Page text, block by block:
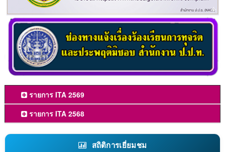
รายการ ITA 2569
รายการ ITA 2568
สถิติการเยี่ยมชม